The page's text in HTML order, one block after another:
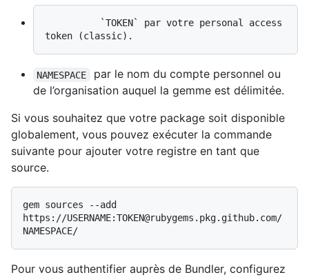
NAMESPACE
par le nom du compte personnel ou
de l’organisation auquel la gemme est délimitée.
Si vous souhaitez que votre package soit disponible
globalement, vous pouvez exécuter la commande
suivante pour ajouter votre registre en tant que
source.
gem sources --add
https://USERNAME:TOKEN@rubygems.pkg.github.com/
Pour vous authentifier auprès de Bundler, configurez